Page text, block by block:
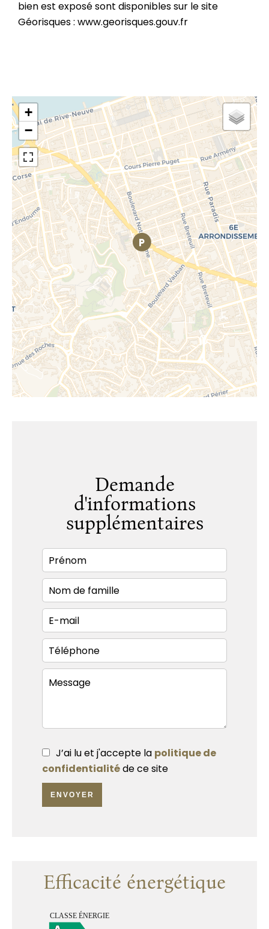
bien est exposé sont disponibles sur le site
Géorisques : www.georisques.gouv.fr
+
−
Demande
d'informations
supplémentaires
J’ai lu et j'accepte la politique de
confidentialitéde ce site
ENVOYER
Efficacité énergétique